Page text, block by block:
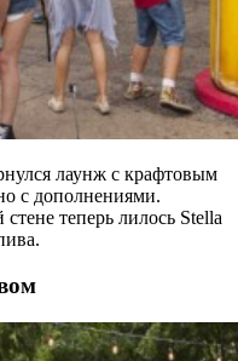
лаунж с крафтовым
с дополнениями.
теперь лилось Stella